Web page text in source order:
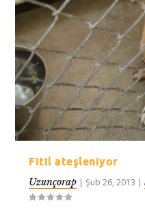
Fitil ateşleniyor
Uzunçorap |Şub 26, 2013 |